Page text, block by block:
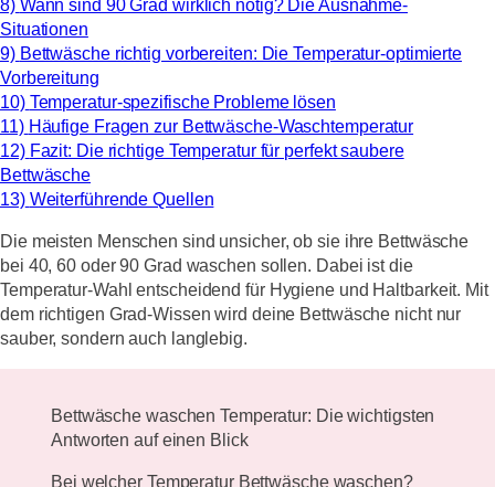
8) Wann sind 90 Grad wirklich nötig? Die Ausnahme-
Situationen
9) Bettwäsche richtig vorbereiten: Die Temperatur-optimierte
Vorbereitung
10) Temperatur-spezifische Probleme lösen
11) Häufige Fragen zur Bettwäsche-Waschtemperatur
12) Fazit: Die richtige Temperatur für perfekt saubere
Bettwäsche
13) Weiterführende Quellen
Die meisten Menschen sind unsicher, ob sie ihre Bettwäsche
bei 40, 60 oder 90 Grad waschen sollen. Dabei ist die
Temperatur-Wahl entscheidend für Hygiene und Haltbarkeit. Mit
dem richtigen Grad-Wissen wird deine Bettwäsche nicht nur
sauber, sondern auch langlebig.
Bettwäsche waschen Temperatur: Die wichtigsten
Antworten auf einen Blick
Bei welcher Temperatur Bettwäsche waschen?